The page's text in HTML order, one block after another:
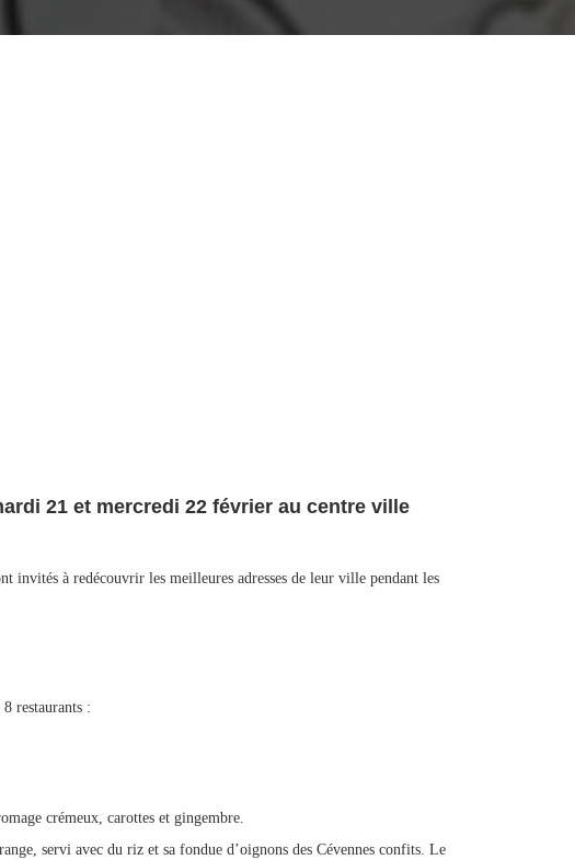
21 et mercredi 22 février au centre ville
invités à redécouvrir les meilleures adresses de leur ville pendant les
restaurants :
crémeux, carottes et gingembre.
servi avec du riz et sa fondue d’oignons des Cévennes confits. Le